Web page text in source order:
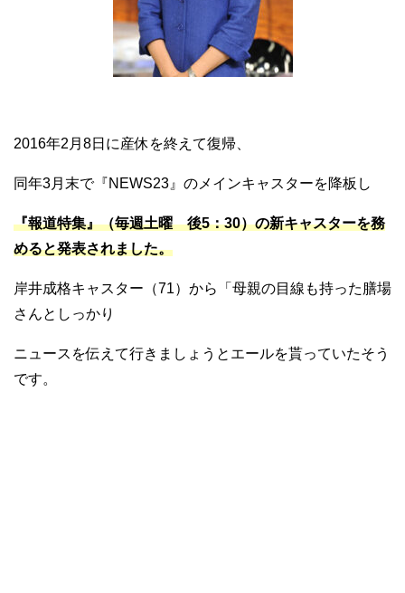
2016年2月8日に産休を終えて復帰、
同年3月末で『NEWS23』のメインキャスターを降板し
『報道特集』（毎週土曜 後5：30）の新キャスターを務
めると発表されました。
岸井成格キャスター（71）から「母親の目線も持った膳場
さんとしっかり
ニュースを伝えて行きましょうとエールを貰っていたそう
です。